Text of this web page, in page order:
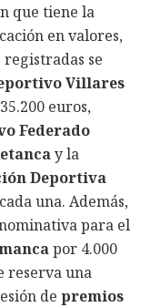
que tiene la
en valores,
se
Villares
euros,
Federado
y la
Deportiva
una. Además,
para el
por 4.000
reserva una
de premios